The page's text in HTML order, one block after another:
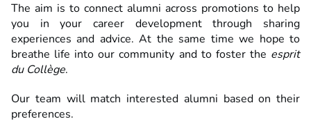
The aim is to connect alumni across promotions to help
you in your career development through sharing
experiences and advice. At the same time we hope to
breathe life into our community and to foster the esprit
du Collège.
Our team will match interested alumni based on their
preferences.